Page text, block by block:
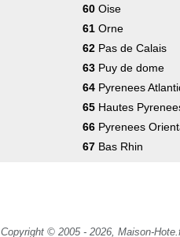
60Oise
61Orne
62Pas de Calais
63Puy de dome
64Pyrenees
65Hautes
66Pyrenees
67Bas Rhin
Copyright © 2005 - 2026, Maison-